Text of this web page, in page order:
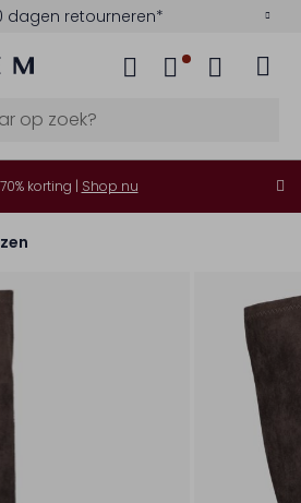
dagen retourneren*
korting | Shop nu